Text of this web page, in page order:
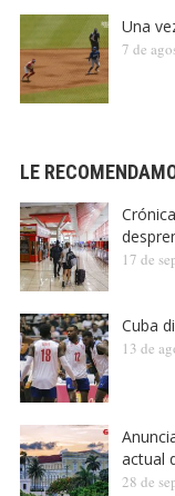
Una
7 de
LE
17 de
Cuba
13 de
actual
28 de